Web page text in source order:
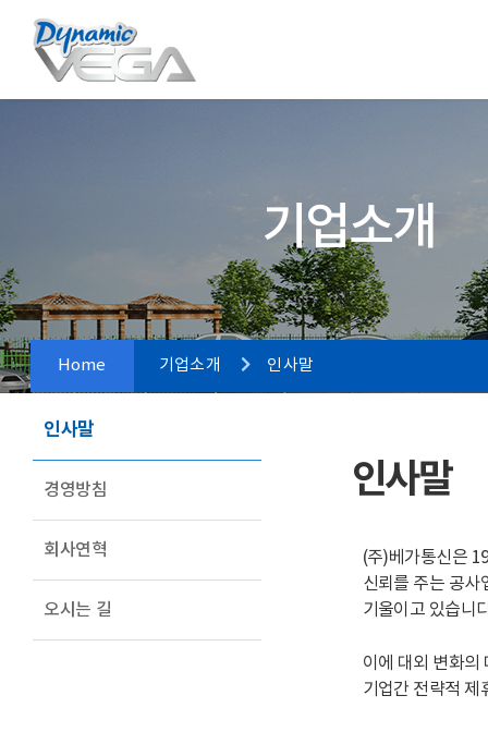
기업소개
인사말
경영방침
회사연혁
오시는 길
인사말
Home 기업소개 인사말
(주)베가통신은
신뢰를 주는 공사
기울이고 있습니
이에 대외 변화의
기업간 전략적 제